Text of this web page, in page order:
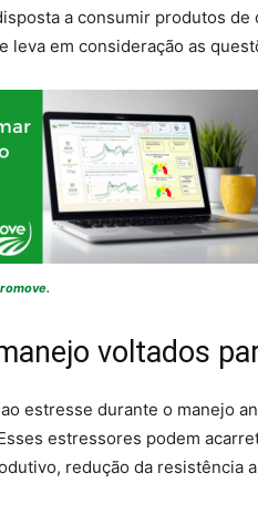
a consumir produtos
leva em consideração as
voltados
estresse durante o manejo
estressores podem
redução da resistência